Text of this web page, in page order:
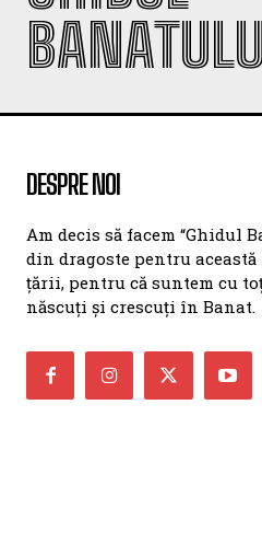
DESPRE NOI
Am decis să facem “Ghidul
din dragoste pentru această
țării, pentru că suntem cu
născuți și crescuți în Banat.